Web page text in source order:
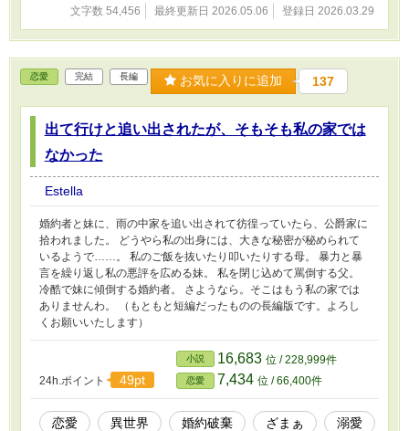
文字数 54,456 最終更新日 2026.05.06 登録日 2026.03.29
恋愛 完結 長編 お気に入りに追加 137
出て行けと追い出されたが、そもそも私の家では
なかった
Estella
婚約者と妹に、雨の中家を追い出されて彷徨っていたら、公爵家に
拾われました。 どうやら私の出身には、大きな秘密が秘められて
いるようで……。 私のご飯を抜いたり叩いたりする母。 暴力と暴
言を繰り返し私の悪評を広める妹。 私を閉じ込めて罵倒する父。
冷酷で妹に傾倒する婚約者。 さようなら。そこはもう私の家では
ありませんわ。 （もともと短編だったものの長編版です。よろし
くお願いいたします）
24h.ポイント 49pt
小説 16,683 位 / 228,999件
恋愛 7,434 位 / 66,400件
恋愛 異世界 婚約破棄 ざまぁ
溺愛